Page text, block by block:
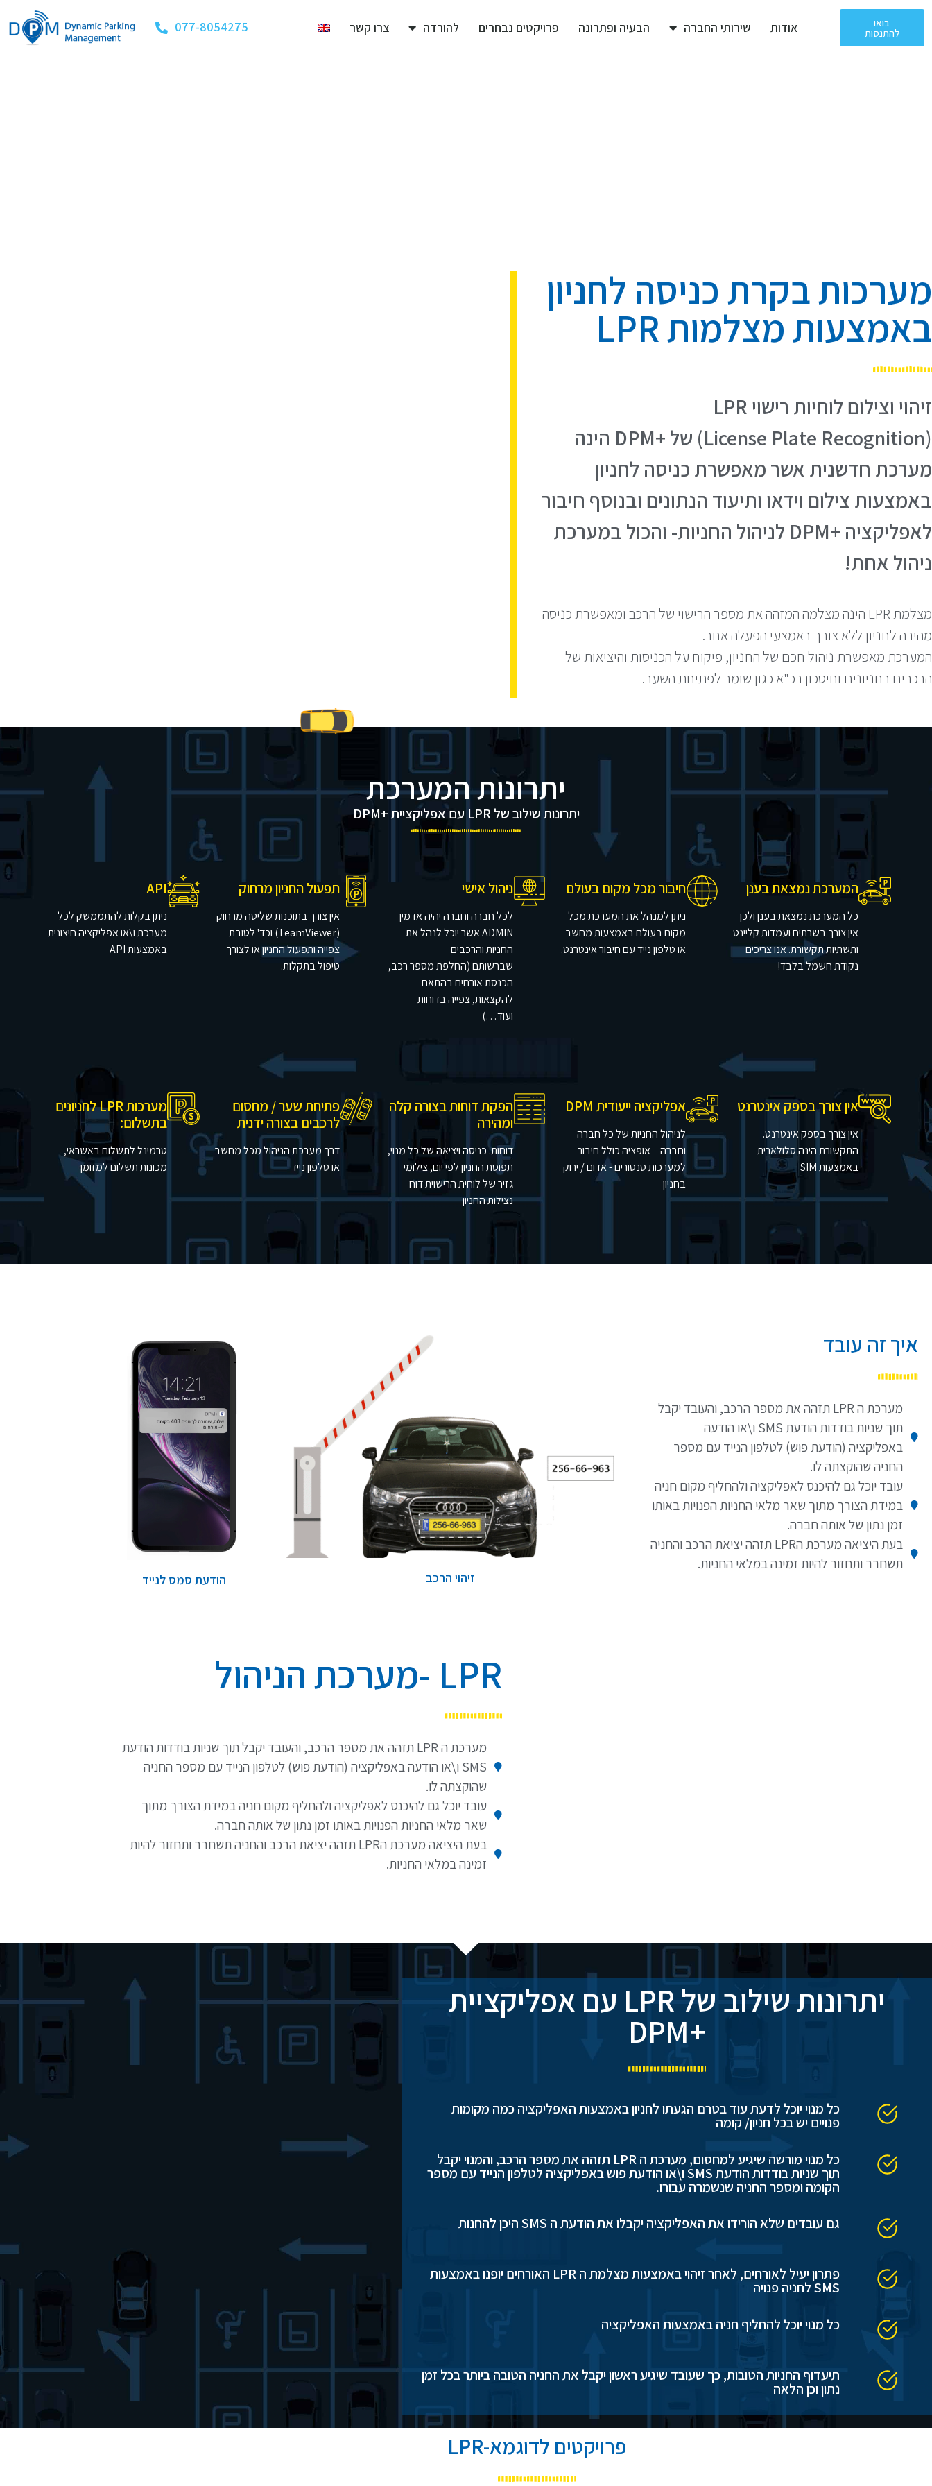
בואו
להתנסות אודות שירותי החברה הבעיה ופתרונה פרויקטים נבחרים להורדה צרו קשר 077-8054275
מערכות בקרת כניסה לחניון
באמצעות מצלמות LPR
זיהוי וצילום לוחיות רישוי LPR
(License Plate Recognition) של +DPM הינה
מערכת חדשנית אשר מאפשרת כניסה לחניון
באמצעות צילום וידאו ותיעוד הנתונים ובנוסף חיבור
לאפליקציה +DPM לניהול החניות- והכול במערכת
ניהול אחת!
מצלמת LPR הינה מצלמה המזהה את מספר הרישוי של הרכב ומאפשרת כניסה
מהירה לחניון ללא צורך באמצעי הפעלה אחר.
המערכת מאפשרת ניהול חכם של החניון, פיקוח על הכניסות והיציאות של
הרכבים בחניונים וחיסכון בכ"א כגון שומר לפתיחת השער.
יתרונות המערכת
יתרונות שילוב של LPR עם אפליקציית +DPM
המערכת נמצאת בענן
כל המערכת נמצאת בענן​ ולכן
אין צורך בשרתים ועמדות קליינט
ותשתיות תקשורת. אנו צריכים
נקודת חשמל בלבד!
חיבור מכל מקום בעולם
ניתן למנהל את המערכת מכל
מקום בעולם באמצעות מחשב
או טלפון נייד עם חיבור אינטרנט.
ניהול אישי
לכל חברה וחברה יהיה אדמין
ADMIN אשר יוכל לנהל את
החניות והרכבים
שברשותם (החלפת מספר רכב,
הכנסת אורחים בהתאם
להקצאות, צפייה בדוחות
ועוד…)
תפעול החניון מרחוק
אין צורך בתוכנות שליטה מרחוק
(TeamViewer) וכד' לטובת
צפייה ותפעול החניון או לצורך
טיפול בתקלות.
API
ניתן בקלות להתממשק לכל
מערכת ו\או אפליקציה חיצונית
באמצעות API
אין צורך בספק אינטרנט
אין צורך בספק אינטרנט.
התקשורת הינה סלולארית
באמצעות SIM
אפליקציה ייעודית DPM
לניהול החניות של כל חברה
וחברה – אופציה כולל חיבור
למערכות סנסורים - אדום / ירוק
בחניון
הפקת דוחות בצורה קלה
ומהירה
דוחות: כניסה ויציאה של כל מנוי,
תפוסת החניון לפי יום, צילומי
גזיר של לוחית הרישוית דוח
נצילות החניון
פתיחת שער / מחסום
לרכבים בצורה ידנית
דרך מערכת הניהול מכל מחשב
או טלפון נייד
מערכות LPR לחניונים
בתשלום:
טרמינל לתשלום באשראי,
מכונות תשלום למזומן
איך זה עובד
מערכת ה LPR תזהה את מספר הרכב, והעובד יקבל
תוך שניות בודדות הודעת SMS ו\או הודעה
באפליקציה (הודעת פוש) לטלפון הנייד עם מספר
החניה שהוקצתה לו.
עובד יוכל גם להיכנס לאפליקציה ולהחליף מקום חניה
במידת הצורך מתוך שאר מלאי החניות הפנויות באותו
זמן נתון של אותה חברה.
בעת היציאה מערכת הLPR תזהה יציאת הרכב והחניה
תשחרר ותחזור להיות זמינה במלאי החניות.
זיהוי הרכב הודעת סמס לנייד
LPR -מערכת הניהול
מערכת ה LPR תזהה את מספר הרכב, והעובד יקבל תוך שניות בודדות הודעת
SMS ו\או הודעה באפליקציה (הודעת פוש) לטלפון הנייד עם מספר החניה
שהוקצתה לו.
עובד יוכל גם להיכנס לאפליקציה ולהחליף מקום חניה במידת הצורך מתוך
שאר מלאי החניות הפנויות באותו זמן נתון של אותה חברה.
בעת היציאה מערכת הLPR תזהה יציאת הרכב והחניה תשחרר ותחזור להיות
זמינה במלאי החניות.
יתרונות שילוב של LPR עם אפליקציית
+DPM
כל מנוי יוכל לדעת עוד בטרם הגעתו לחניון באמצעות האפליקציה כמה מקומות
פנויים יש בכל חניון/ קומה
כל מנוי מורשה שיגיע למחסום, מערכת ה LPR תזהה את מספר הרכב, והמנוי יקבל
תוך שניות בודדות הודעת SMS ו\או הודעת פוש באפליקציה לטלפון הנייד עם מספר
הקומה ומספר החניה שנשמרה עבורו.
גם עובדים שלא הורידו את האפליקציה יקבלו את הודעת ה SMS היכן להחנות
פתרון יעיל לאורחים, לאחר זיהוי באמצעות מצלמת ה LPR האורחים יופנו באמצעות
SMS לחניה פנויה
כל מנוי יוכל להחליף חניה באמצעות האפליקציה
תיעדוף החניות הטובות, כך שעובד שיגיע ראשון יקבל את החניה הטובה ביותר בכל זמן
נתון וכן הלאה
פרויקטים לדוגמא-LPR